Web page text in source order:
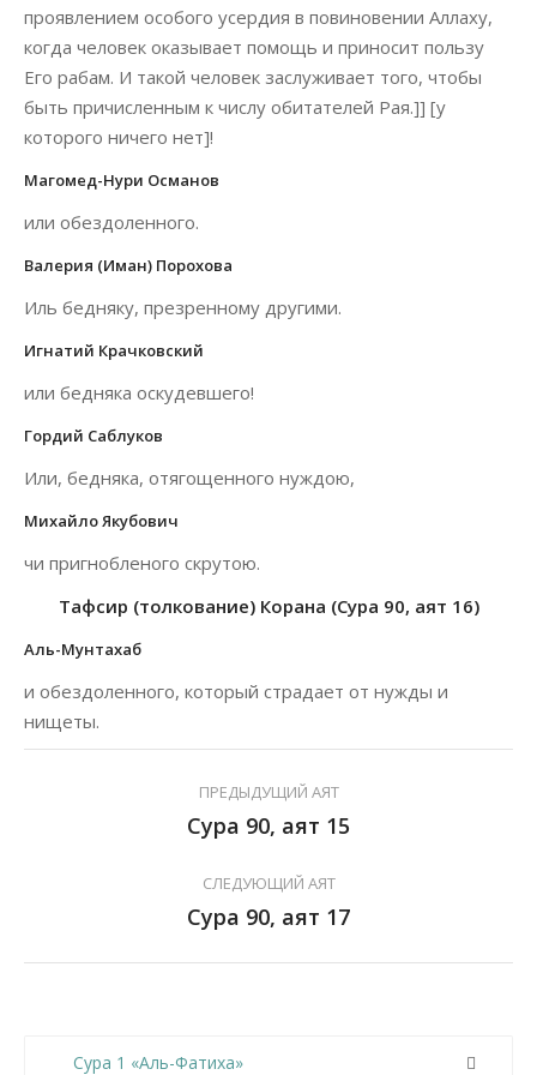
проявлением особого усердия в повиновении Аллаху,
когда человек оказывает помощь и приносит пользу
Его рабам. И такой человек заслуживает того, чтобы
быть причисленным к числу обитателей Рая.]] [у
которого ничего нет]!
Магомед-Нури Османов
или обездоленного.
Валерия (Иман) Порохова
Иль бедняку, презренному другими.
Игнатий Крачковский
или бедняка оскудевшего!
Гордий Саблуков
Или, бедняка, отягощенного нуждою,
Михайло Якубович
чи пригнобленого скрутою.
Тафсир (толкование) Корана (Сура 90, аят 16)
Аль-Мунтахаб
и обездоленного, который страдает от нужды и
нищеты.
ПРЕДЫДУЩИЙ АЯТ
Сура 90, аят 15
СЛЕДУЮЩИЙ АЯТ
Сура 90, аят 17
Сура 1 «Аль-Фатиха»